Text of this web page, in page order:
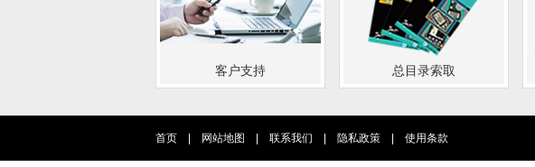
客户支持 总目录索取
首页 网站地图 联系我们 隐私政策 使用条款